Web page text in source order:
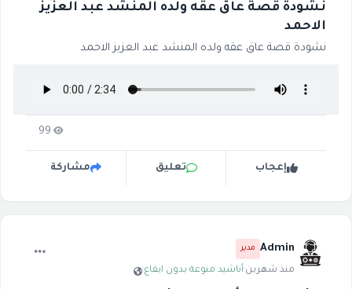
نشودة قصة عاق عقه ولده المنشد عبد العزيز
الاحمد
نشودة قصة عاق عقه ولده المنشد عبد العزيز الاحمد
99
إعجاب تعليق مشاركة
Admin مدير
منذ شهرين·أناشيد منوعة بدون ايقاع·